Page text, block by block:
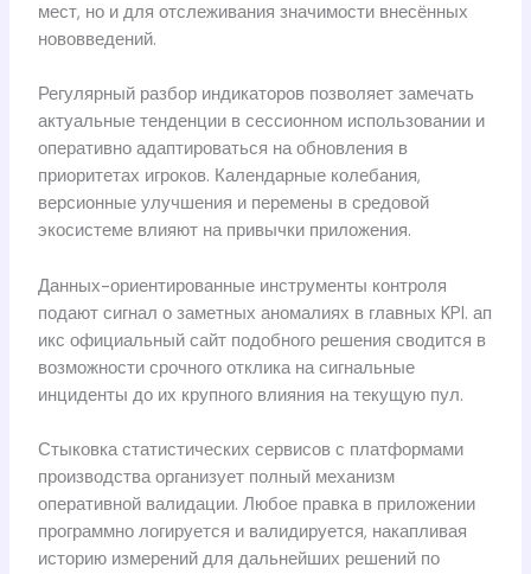
мест, но и для отслеживания значимости внесённых
нововведений.
Регулярный разбор индикаторов позволяет замечать
актуальные тенденции в сессионном использовании и
оперативно адаптироваться на обновления в
приоритетах игроков. Календарные колебания,
версионные улучшения и перемены в средовой
экосистеме влияют на привычки приложения.
Данных-ориентированные инструменты контроля
подают сигнал о заметных аномалиях в главных KPI. ап
икс официальный сайт подобного решения сводится в
возможности срочного отклика на сигнальные
инциденты до их крупного влияния на текущую пул.
Стыковка статистических сервисов с платформами
производства организует полный механизм
оперативной валидации. Любое правка в приложении
программно логируется и валидируется, накапливая
историю измерений для дальнейших решений по